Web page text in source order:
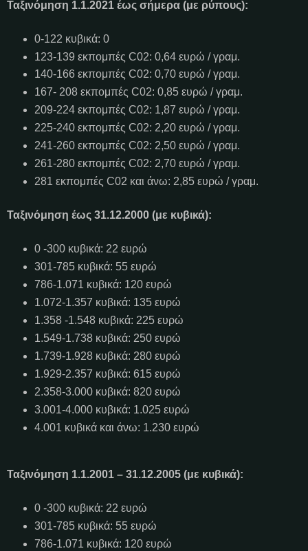
Ταξινόμηση 1.1.2021 έως σήμερα (με ρύπους):
0-122 κυβικά: 0
123-139 εκπομπές C02: 0,64 ευρώ / γραμ.
140-166 εκπομπές C02: 0,70 ευρώ / γραμ.
167- 208 εκπομπές C02: 0,85 ευρώ / γραμ.
209-224 εκπομπές C02: 1,87 ευρώ / γραμ.
225-240 εκπομπές C02: 2,20 ευρώ / γραμ.
241-260 εκπομπές C02: 2,50 ευρώ / γραμ.
261-280 εκπομπές C02: 2,70 ευρώ / γραμ.
281 εκπομπές C02 και άνω: 2,85 ευρώ / γραμ.
Ταξινόμηση έως 31.12.2000 (με κυβικά):
0 -300 κυβικά: 22 ευρώ
301-785 κυβικά: 55 ευρώ
786-1.071 κυβικά: 120 ευρώ
1.072-1.357 κυβικά: 135 ευρώ
1.358 -1.548 κυβικά: 225 ευρώ
1.549-1.738 κυβικά: 250 ευρώ
1.739-1.928 κυβικά: 280 ευρώ
1.929-2.357 κυβικά: 615 ευρώ
2.358-3.000 κυβικά: 820 ευρώ
3.001-4.000 κυβικά: 1.025 ευρώ
4.001 κυβικά και άνω: 1.230 ευρώ
Ταξινόμηση 1.1.2001 – 31.12.2005 (με κυβικά):
0 -300 κυβικά: 22 ευρώ
301-785 κυβικά: 55 ευρώ
786-1.071 κυβικά: 120 ευρώ